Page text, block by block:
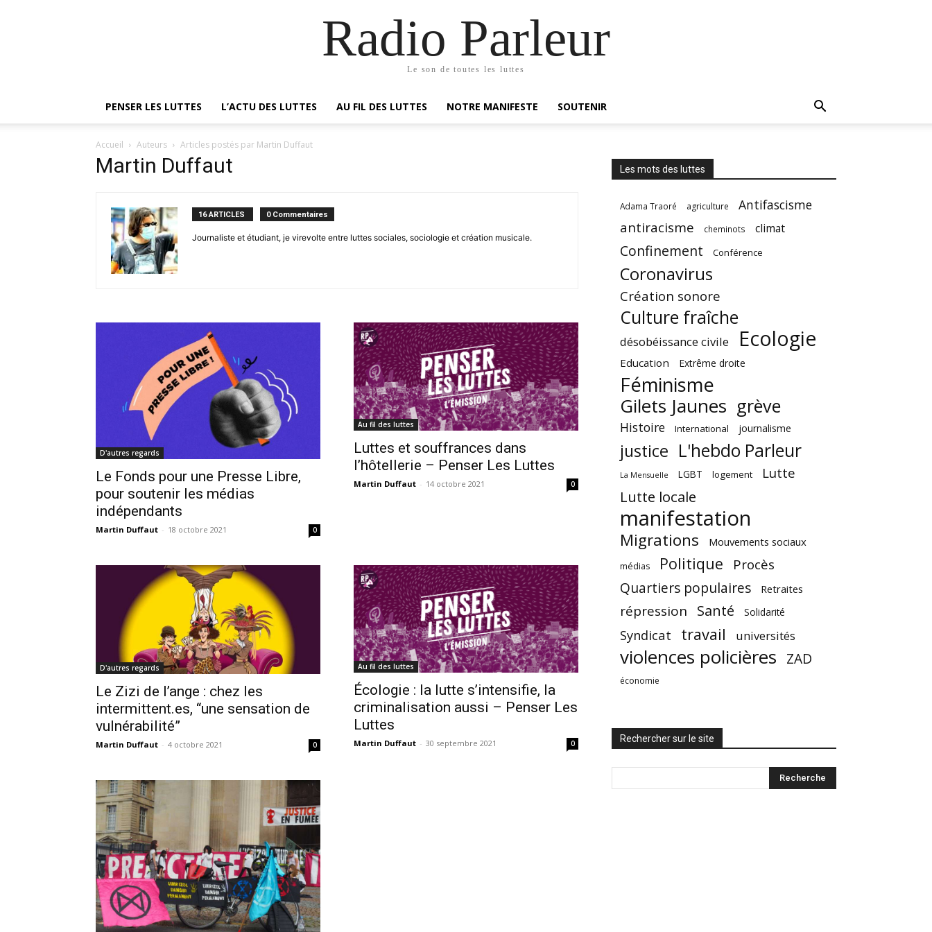
Radio Parleur
Le son de toutes les luttes
PENSER LES LUTTES L’ACTU DES LUTTES AU FIL DES LUTTES NOTRE MANIFESTE SOUTENIR
Accueil Auteurs Articles postés par Martin Duffaut
Martin Duffaut
16 ARTICLES 0 Commentaires
Journaliste et étudiant, je virevolte entre luttes sociales, sociologie et création musicale.
D'autres regards
Le Fonds pour une Presse Libre,
pour soutenir les médias
indépendants
Martin Duffaut - 18 octobre 2021 0
Au fil des luttes
Luttes et souffrances dans
l’hôtellerie – Penser Les Luttes
Martin Duffaut - 14 octobre 2021 0
D'autres regards
Le Zizi de l’ange : chez les
intermittent.es, “une sensation de
vulnérabilité”
Martin Duffaut - 4 octobre 2021 0
Au fil des luttes
Écologie : la lutte s’intensifie, la
criminalisation aussi – Penser Les
Luttes
Martin Duffaut - 30 septembre 2021 0
Les mots des luttes
Adama Traoré agriculture Antifascisme
antiracisme cheminots climat
Confinement Conférence
Coronavirus
Création sonore
Culture fraîche
désobéissance civile Ecologie
Education Extrême droite
Féminisme
Gilets Jaunes grève
Histoire International journalisme
justice L'hebdo Parleur
La Mensuelle LGBT logement Lutte
Lutte locale
manifestation
Migrations Mouvements sociaux
médias Politique Procès
Quartiers populaires Retraites
répression Santé Solidarité
Syndicat travail universités
violences policières ZAD
économie
Rechercher sur le site